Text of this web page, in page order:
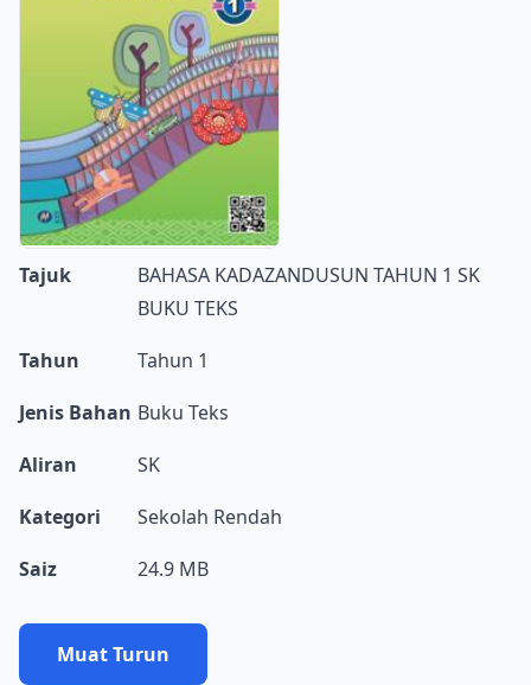
Tajuk
BAHASA KADAZANDUSUN TAHUN 1 SK
BUKU TEKS
Tahun
Tahun 1
Jenis Bahan Buku Teks
Aliran
SK
Kategori
Sekolah Rendah
Saiz
24.9 MB
Muat Turun